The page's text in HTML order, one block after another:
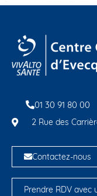
01 30 91 80 00
2 Rue des
Contactez-nous
Prendre RDV avec